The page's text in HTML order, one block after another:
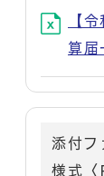
【
算
添付フ
様式〈